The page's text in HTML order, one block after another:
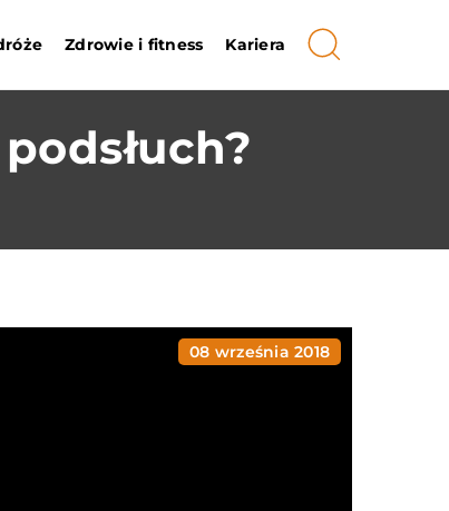
Zdrowie i fitness Kariera
08 września 2018